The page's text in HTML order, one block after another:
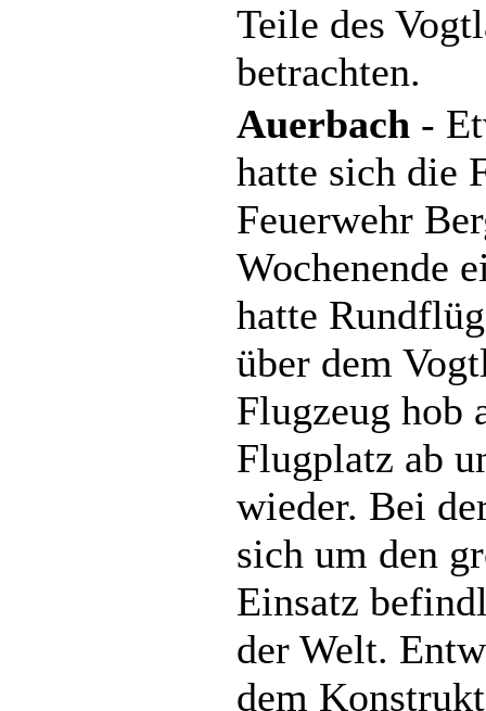
Teile des
betrachten.
Auerbach -
hatte sich die
Feuerwehr
Wochenende
hatte
über dem
Flugzeug hob
Flugplatz ab
wieder. Bei
sich um den
Einsatz
der Welt.
dem